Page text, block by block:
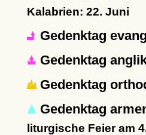
Kalabrien: 22. Juni
Gedenktag
Gedenktag
Gedenktag
Gedenktag
liturgische Feier am